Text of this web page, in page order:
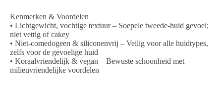
Kenmerken & Voordelen
• Lichtgewicht, vochtige textuur– Soepele tweede-huid gevoel;
niet vettig of cakey
• Niet-comedogeen & siliconenvrij – Veilig voor alle huidtypes,
zelfs voor de gevoelige huid
• Koraalvriendelijk & vegan – Bewuste schoonheid met
milieuvriendelijke voordelen